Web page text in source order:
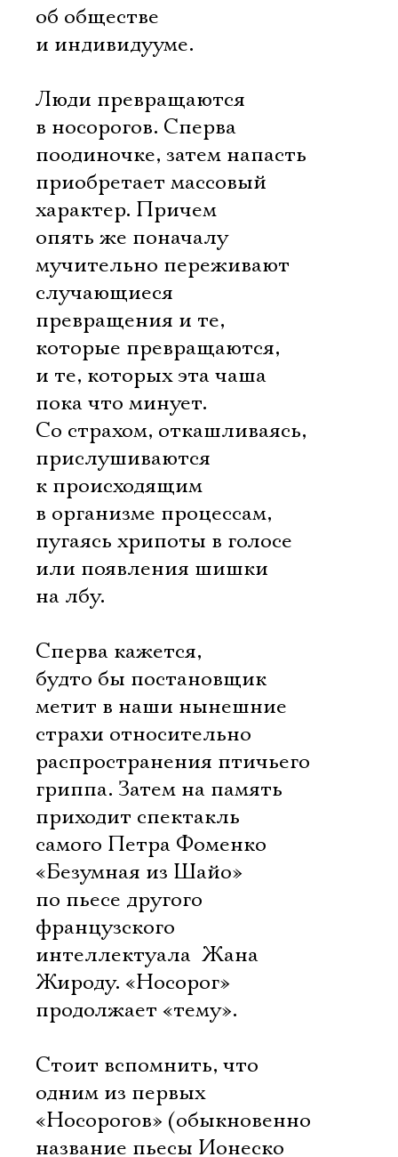
об обществе
и индивидууме.
Люди превращаются
в носорогов. Сперва 
поодиночке, затем напасть
приобретает массовый
характер. Причем 
опять же поначалу 
мучительно переживают
случающиеся
превращения и те,
которые превращаются,
и те, которых эта чаша
пока что минует.
Со страхом, откашливаясь,
прислушиваются
к происходящим
в организме процессам,
пугаясь хрипоты в голосе
или появления шишки
на лбу.
Сперва кажется,
будто бы постановщик
метит в наши нынешние
страхи относительно
распространения птичьего
гриппа. Затем на память
приходит спектакль
самого Петра Фоменко
«Безумная из Шайо»
по пьесе другого
французского
интеллектуала  Жана
Жироду. «Носорог»
продолжает «тему».
Стоит вспомнить, что
одним из первых
«Носорогов» (обыкновенно
название пьесы Ионеско